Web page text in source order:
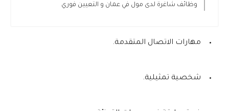
وظائف شاغرة لدى مول في عمان و التعيين فوري
مهارات الاتصال المتقدمة.
شخصية تمثيلية.